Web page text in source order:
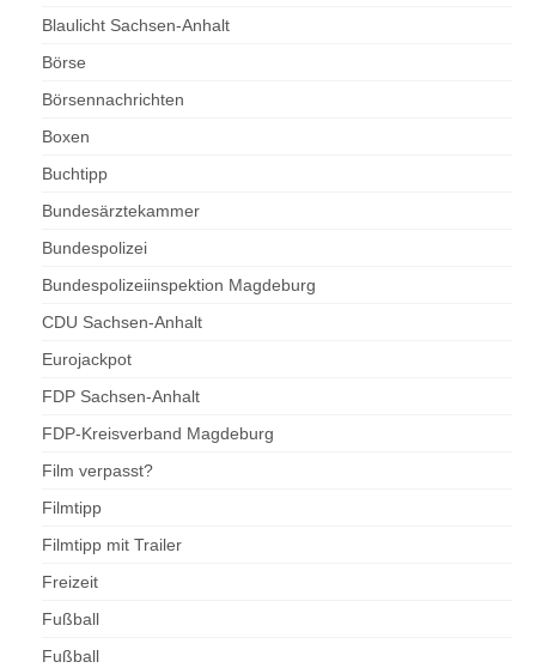
Blaulicht Sachsen-Anhalt
Börse
Börsennachrichten
Boxen
Buchtipp
Bundesärztekammer
Bundespolizei
Bundespolizeiinspektion Magdeburg
CDU Sachsen-Anhalt
Eurojackpot
FDP Sachsen-Anhalt
FDP-Kreisverband Magdeburg
Film verpasst?
Filmtipp
Filmtipp mit Trailer
Freizeit
Fußball
Fußball